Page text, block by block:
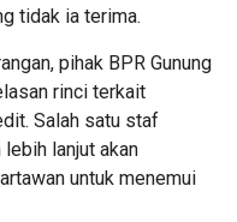
tidak ia terima.
pihak BPR Gunung
rinci terkait
Salah satu staf
lanjut akan
untuk menemui